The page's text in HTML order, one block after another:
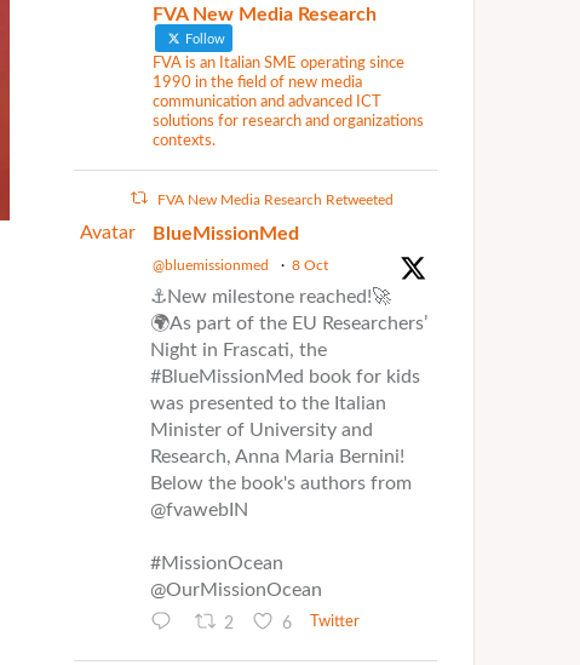
FVA New Media Research
Follow
FVA is an Italian SME operating since
1990 in the field of new media
communication and advanced ICT
solutions for research and organizations
contexts.
FVA New Media Research Retweeted
Avatar BlueMissionMed
@bluemissionmed · 8 Oct
⚓New milestone reached!🚀
🌍As part of the EU Researchers’
Night in Frascati, the
#BlueMissionMed book for kids
was presented to the Italian
Minister of University and
Research, Anna Maria Bernini!
Below the book's authors from
@fvawebIN
#MissionOcean
@OurMissionOcean
2 6 Twitter